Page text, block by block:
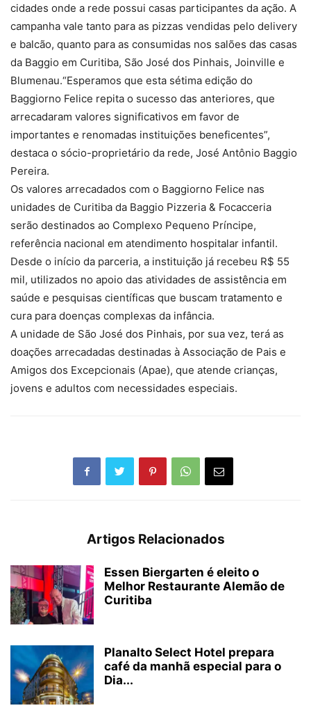
cidades onde a rede possui casas participantes da ação. A
campanha vale tanto para as pizzas vendidas pelo delivery
e balcão, quanto para as consumidas nos salões das casas
da Baggio em Curitiba, São José dos Pinhais, Joinville e
Blumenau.“Esperamos que esta sétima edição do
Baggiorno Felice repita o sucesso das anteriores, que
arrecadaram valores significativos em favor de
importantes e renomadas instituições beneficentes”,
destaca o sócio-proprietário da rede, José Antônio Baggio
Pereira.
Os valores arrecadados com o Baggiorno Felice nas
unidades de Curitiba da Baggio Pizzeria & Focacceria
serão destinados ao Complexo Pequeno Príncipe,
referência nacional em atendimento hospitalar infantil.
Desde o início da parceria, a instituição já recebeu R$ 55
mil, utilizados no apoio das atividades de assistência em
saúde e pesquisas científicas que buscam tratamento e
cura para doenças complexas da infância.
A unidade de São José dos Pinhais, por sua vez, terá as
doações arrecadadas destinadas à Associação de Pais e
Amigos dos Excepcionais (Apae), que atende crianças,
jovens e adultos com necessidades especiais.
Artigos Relacionados
Essen Biergarten é eleito o
Melhor Restaurante Alemão de
Curitiba
Planalto Select Hotel prepara
café da manhã especial para o
Dia...